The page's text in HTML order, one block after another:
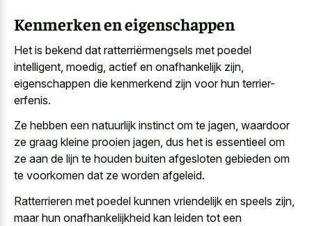
Kenmerken en eigenschappen
Het is bekend dat ratterriërmengsels met poedel
intelligent, moedig, actief en onafhankelijk zijn,
eigenschappen die kenmerkend zijn voor hun terrier-
erfenis.
Ze hebben een natuurlijk instinct om te jagen, waardoor
ze graag kleine prooien jagen, dus het is essentieel om
ze aan de lijn te houden buiten afgesloten gebieden om
te voorkomen dat ze worden afgeleid.
Ratterrieren met poedel kunnen vriendelijk en speels zijn,
maar hun onafhankelijkheid kan leiden tot een